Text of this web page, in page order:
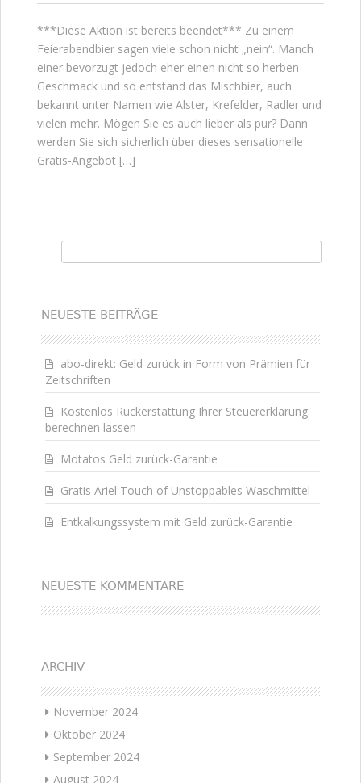
***Diese Aktion ist bereits beendet*** Zu einem
Feierabendbier sagen viele schon nicht „nein“. Manch
einer bevorzugt jedoch eher einen nicht so herben
Geschmack und so entstand das Mischbier, auch
bekannt unter Namen wie Alster, Krefelder, Radler und
vielen mehr. Mögen Sie es auch lieber als pur? Dann
werden Sie sich sicherlich über dieses sensationelle
Gratis-Angebot […]
NEUESTE BEITRÄGE
abo-direkt: Geld zurück in Form von Prämien für
Zeitschriften
Kostenlos Rückerstattung Ihrer Steuererklärung
berechnen lassen
Motatos Geld zurück-Garantie
Gratis Ariel Touch of Unstoppables Waschmittel
Entkalkungssystem mit Geld zurück-Garantie
NEUESTE KOMMENTARE
ARCHIV
November 2024
Oktober 2024
September 2024
August 2024